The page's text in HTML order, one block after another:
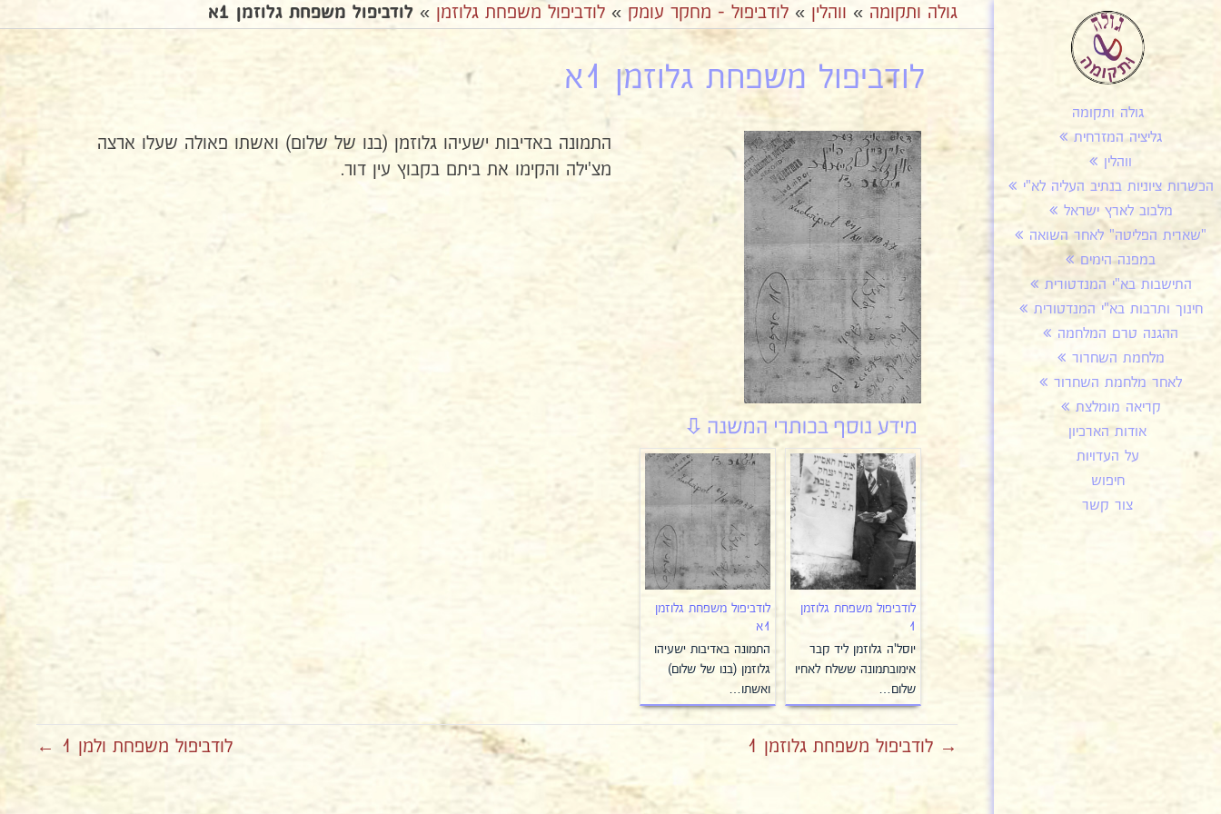
גולה ותקומה
גליציה המזרחית
ווהלין
הכשרות ציוניות בנתיב העליה לא"י
מלבוב לארץ ישראל
"שארית הפליטה" לאחר השואה
במפנה הימים
התישבות בא"י המנדטורית
חינוך ותרבות בא"י המנדטורית
ההגנה טרם המלחמה
מלחמת השחרור
לאחר מלחמת השחרור
קריאה מומלצת
אודות הארכיון
על העדויות
חיפוש
צור קשר
גולה ותקומה » ווהלין » לודביפול - מחקר עומק » לודביפול משפחת גלוזמן » לודביפול משפחת גלוזמן 1א
לודביפול משפחת גלוזמן 1א
התמונה באדיבות ישעיהו גלוזמן (בנו של שלום) ואשתו פאולה שעלו ארצה
מצ'ילה והקימו את ביתם בקבוץ עין דור.
לודביפול משפחת גלוזמן
1
יוסל'ה גלוזמן ליד קבר
אימובתמונה ששלח לאחיו
שלום…
לודביפול משפחת גלוזמן
1א
התמונה באדיבות ישעיהו
גלוזמן (בנו של שלום)
ואשתו…
→ לודביפול משפחת גלוזמן 1 לודביפול משפחת ולמן 1 ←